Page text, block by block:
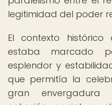
legitimidad del poder
El contexto
estaba marcado
esplendor y
que permitía la
gran